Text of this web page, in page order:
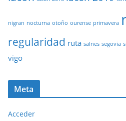
nigran nocturna otoño ourense primavera
regularidad ruta salnes segovia
vigo
Meta
Acceder